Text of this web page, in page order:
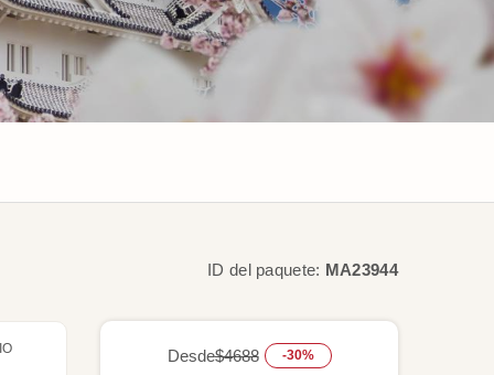
ID del paquete: MA23944
Desde$4688 -30%